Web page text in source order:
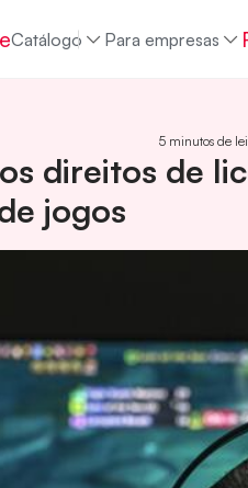
Catálogo Para empresas
5 minutos de
direitos de
jogos